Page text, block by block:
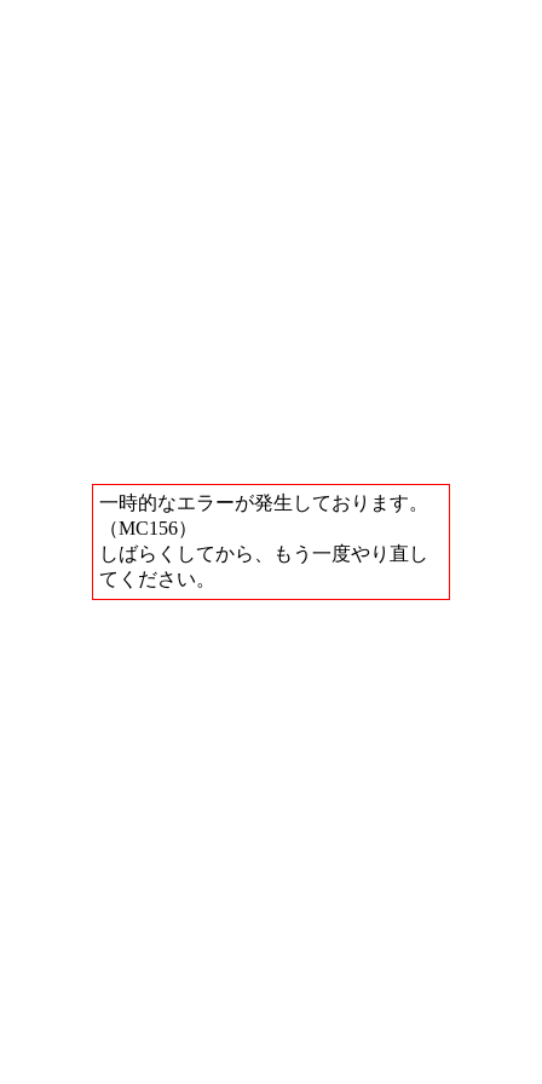
一時的なエラーが発生しております。
（MC156）
しばらくしてから、もう一度やり直し
てください。